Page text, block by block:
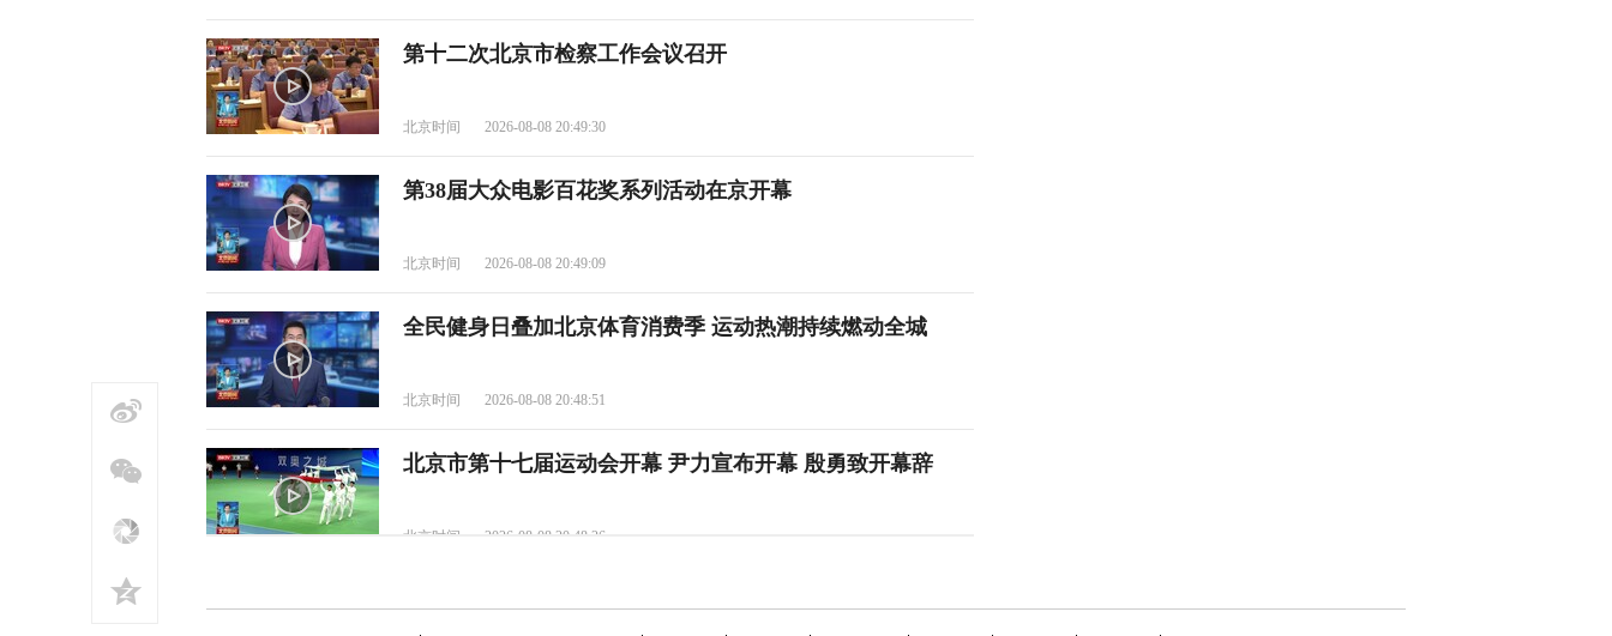
第十二次北京市检察工作会议召开
北京时间 2026-08-08 20:49:30
第38届大众电影百花奖系列活动在京开幕
北京时间 2026-08-08 20:49:09
全民健身日叠加北京体育消费季 运动热潮持续燃动全城
北京时间 2026-08-08 20:48:51
北京市第十七届运动会开幕 尹力宣布开幕 殷勇致开幕辞
北京时间 2026-08-08 20:48:26